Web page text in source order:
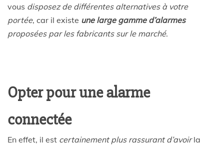
vous disposez de différentes alternatives à votre
portée, car il existe une large gamme d’alarmes
proposées par les fabricants sur le marché.
Opter pour une alarme
connectée
En effet, il est certainement plus rassurant d’avoirla